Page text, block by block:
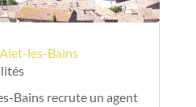
les-Bains
Bains recrute un agent